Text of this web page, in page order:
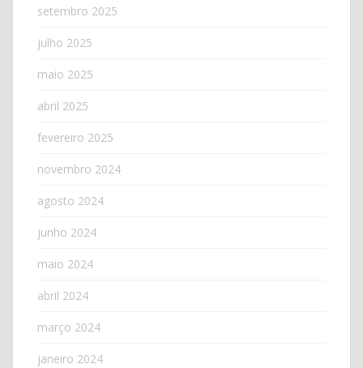
setembro 2025
julho 2025
maio 2025
abril 2025
fevereiro 2025
novembro 2024
agosto 2024
junho 2024
maio 2024
abril 2024
março 2024
janeiro 2024